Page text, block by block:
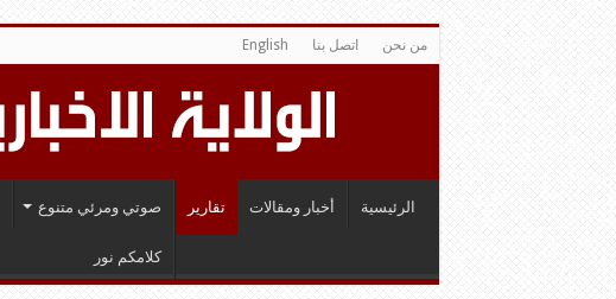
من نحن اتصل بنا English
الرئيسية أخبار ومقالات تقارير صوتي ومرئي متنوع
كلامكم نور